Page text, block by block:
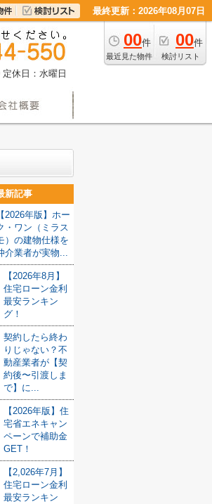
最終更新：2026年08月07日
00件
最近見た物件
00件
検討リスト
定休日：水曜日
新記事
【2026年版】ホー
・ワン（ミラス
）の建物仕様を
介業者が実物...
【2026年8月】
住宅ローン金利
最安ランキン
グ！
契約したら終わ
りじゃない？不
動産業者が【契
約後〜引渡しま
で】に...
【2026年版】住
宅省エネキャン
ペーンで補助金
GET！
【2,026年7月】
住宅ローン金利
最安ランキン